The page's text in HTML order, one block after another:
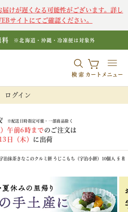
けが遅くなる可能性がございます。詳し
サイトにてご確認ください。
料 ※北海道・沖縄・冷凍便は対象外
検索 カート メニュー
ログイン
※配送日時指定可能・一部商品除く
午前6時までのご注文は
日（木） に出荷
治抹茶きなこのクルミ餅 うじこもち（宇治小餅）10個入 § 和